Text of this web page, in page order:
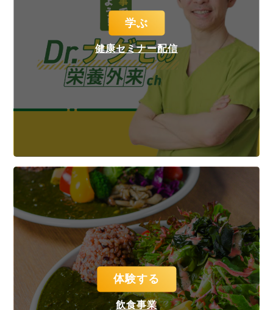
学ぶ
健康セミナー配信
体験する
飲食事業